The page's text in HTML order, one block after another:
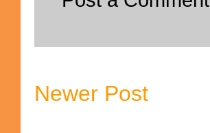
Newer Post